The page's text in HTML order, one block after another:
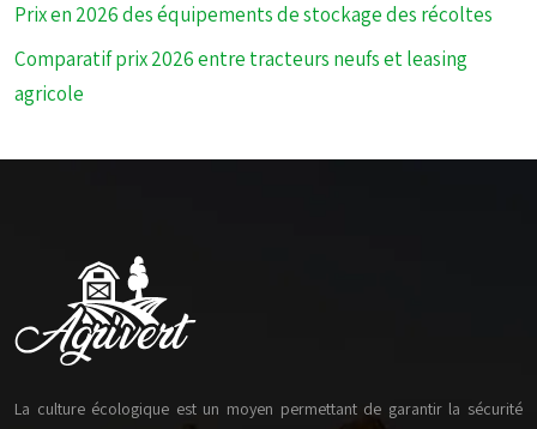
Prix en 2026 des équipements de stockage des récoltes
Comparatif prix 2026 entre tracteurs neufs et leasing
agricole
La culture écologique est un moyen permettant de garantir la sécurité